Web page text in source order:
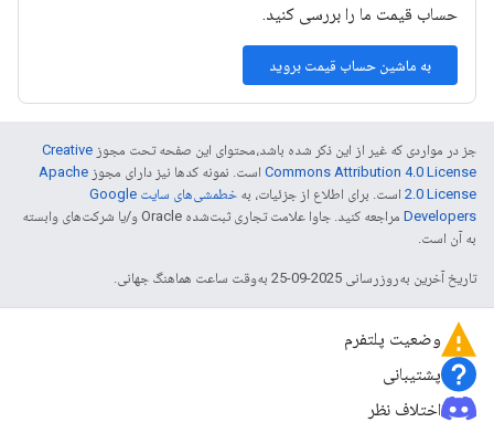
حساب قیمت ما را بررسی کنید.
به ماشین حساب قیمت بروید
جز در مواردی که غیر از این ذکر شده باشد،‌محتوای این صفحه تحت مجوز Creative
Commons Attribution 4.0 License است. نمونه کدها نیز دارای مجوز Apache
2.0 License است. برای اطلاع از جزئیات، به
خطمشی‌های سایت Google
Developers‏
مراجعه کنید. جاوا علامت تجاری ثبت‌شده Oracle و/یا شرکت‌های وابسته
به آن است.
تاریخ آخرین به‌روزرسانی 2025-09-25 به‌وقت ساعت هماهنگ جهانی.
وضعیت پلتفرم
پشتیبانی
اختلاف نظر